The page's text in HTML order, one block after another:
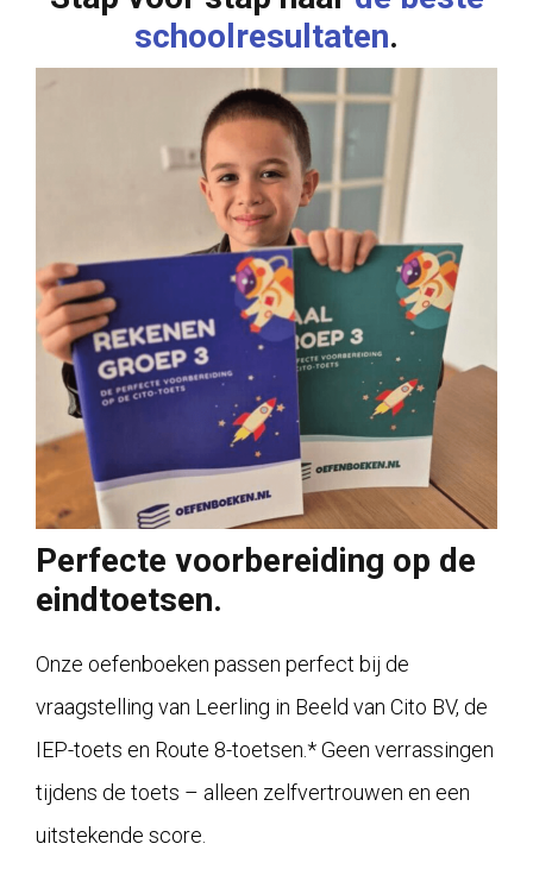
schoolresultaten.
Perfecte voorbereiding op de
eindtoetsen.
Onze oefenboeken passen perfect bij de
vraagstelling van Leerling in Beeld van Cito BV, de
IEP-toets en Route 8-toetsen.* Geen verrassingen
tijdens de toets – alleen zelfvertrouwen en een
uitstekende score.